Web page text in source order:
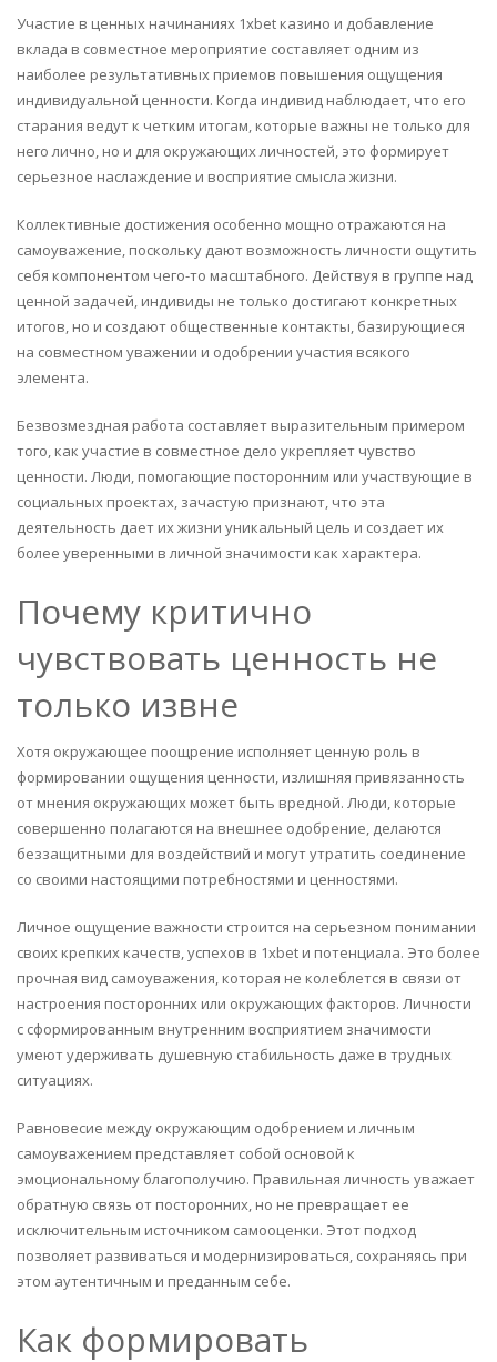
Участие в ценных начинаниях 1xbet казино и добавление
вклада в совместное мероприятие составляет одним из
наиболее результативных приемов повышения ощущения
индивидуальной ценности. Когда индивид наблюдает, что его
старания ведут к четким итогам, которые важны не только для
него лично, но и для окружающих личностей, это формирует
серьезное наслаждение и восприятие смысла жизни.
Коллективные достижения особенно мощно отражаются на
самоуважение, поскольку дают возможность личности ощутить
себя компонентом чего-то масштабного. Действуя в группе над
ценной задачей, индивиды не только достигают конкретных
итогов, но и создают общественные контакты, базирующиеся
на совместном уважении и одобрении участия всякого
элемента.
Безвозмездная работа составляет выразительным примером
того, как участие в совместное дело укрепляет чувство
ценности. Люди, помогающие посторонним или участвующие в
социальных проектах, зачастую признают, что эта
деятельность дает их жизни уникальный цель и создает их
более уверенными в личной значимости как характера.
Почему критично
чувствовать ценность не
только извне
Хотя окружающее поощрение исполняет ценную роль в
формировании ощущения ценности, излишняя привязанность
от мнения окружающих может быть вредной. Люди, которые
совершенно полагаются на внешнее одобрение, делаются
беззащитными для воздействий и могут утратить соединение
со своими настоящими потребностями и ценностями.
Личное ощущение важности строится на серьезном понимании
своих крепких качеств, успехов в 1xbet и потенциала. Это более
прочная вид самоуважения, которая не колеблется в связи от
настроения посторонних или окружающих факторов. Личности
с сформированным внутренним восприятием значимости
умеют удерживать душевную стабильность даже в трудных
ситуациях.
Равновесие между окружающим одобрением и личным
самоуважением представляет собой основой к
эмоциональному благополучию. Правильная личность уважает
обратную связь от посторонних, но не превращает ее
исключительным источником самооценки. Этот подход
позволяет развиваться и модернизироваться, сохраняясь при
этом аутентичным и преданным себе.
Как формировать